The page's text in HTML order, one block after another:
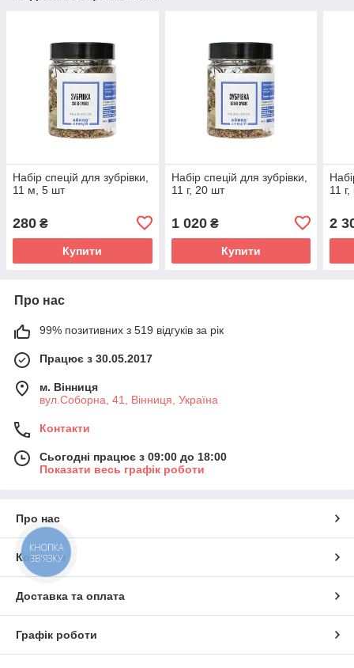
Набір спецій для зубрівки,
11 м, 5 шт
280 ₴
Купити
Набір спецій для зубрівки,
11 г, 20 шт
1 020₴
Купити
11
2
Про нас
99% позитивних з 519 відгуків за рік
Працює з 30.05.2017
м. Вінниця
вул.Соборна, 41, Вінниця, Україна
Контакти
Сьогодні працює з 09:00 до 18:00
Показати весь графік роботи
Про нас
Контакти
Доставка та оплата
Графік роботи
КНОПКА
ЗВ'ЯЗКУ